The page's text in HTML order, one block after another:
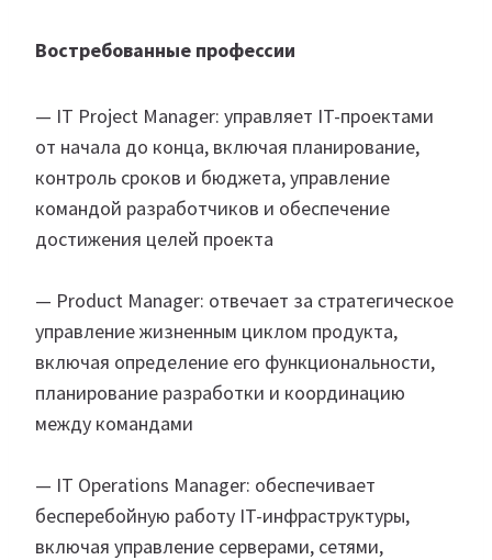
Востребованные профессии
— IT Project Manager: управляет IT-проектами
от начала до конца, включая планирование,
контроль сроков и бюджета, управление
командой разработчиков и обеспечение
достижения целей проекта
— Product Manager: отвечает за стратегическое
управление жизненным циклом продукта,
включая определение его функциональности,
планирование разработки и координацию
между командами
— IT Operations Manager: обеспечивает
бесперебойную работу IT-инфраструктуры,
включая управление серверами, сетями,